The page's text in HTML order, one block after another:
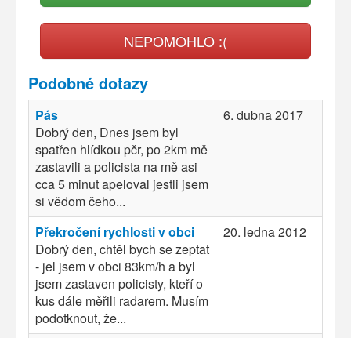
NEPOMOHLO :(
Podobné dotazy
Pás
Dobrý den, Dnes jsem byl
spatřen hlídkou pčr, po 2km mě
zastavili a policista na mě asi
cca 5 minut apeloval jestli jsem
si vědom čeho...
6. dubna 2017
Překročení rychlosti v obci
Dobrý den, chtěl bych se zeptat
- jel jsem v obci 83km/h a byl
jsem zastaven policisty, kteří o
kus dále měřili radarem. Musím
podotknout, že...
20. ledna 2012